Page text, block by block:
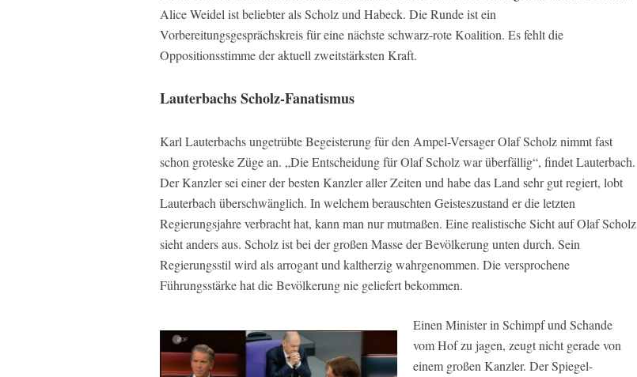
Alice Weidel ist beliebter als Scholz und Habeck. Die Runde ist ein
Vorbereitungsgesprächskreis für eine nächste schwarz-rote Koalition. Es fehlt die
Oppositionsstimme der aktuell zweitstärksten Kraft.
Lauterbachs Scholz-Fanatismus
Karl Lauterbachs ungetrübte Begeisterung für den Ampel-Versager Olaf Scholz nimmt fast
schon groteske Züge an. „Die Entscheidung für Olaf Scholz war überfällig“, findet Lauterbach.
Der Kanzler sei einer der besten Kanzler aller Zeiten und habe das Land sehr gut regiert, lobt
Lauterbach überschwänglich. In welchem berauschten Geisteszustand er die letzten
Regierungsjahre verbracht hat, kann man nur mutmaßen. Eine realistische Sicht auf Olaf Scholz
sieht anders aus. Scholz ist bei der großen Masse der Bevölkerung unten durch. Sein
Regierungsstil wird als arrogant und kaltherzig wahrgenommen. Die versprochene
Führungsstärke hat die Bevölkerung nie geliefert bekommen.
Einen Minister in Schimpf und Schande
vom Hof zu jagen, zeugt nicht gerade von
einem großen Kanzler. Der Spiegel-